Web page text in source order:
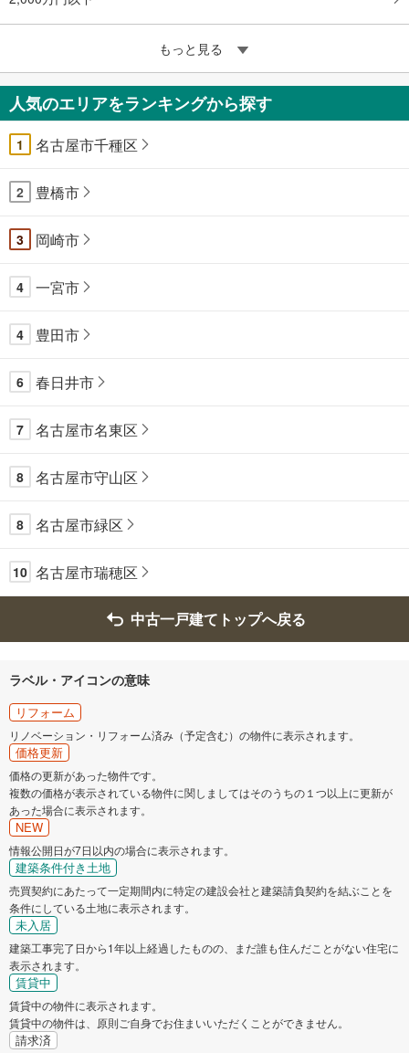
もっと見る
人気のエリアをランキングから探す
1 名古屋市千種区
2 豊橋市
3 岡崎市
4 一宮市
4 豊田市
6 春日井市
7 名古屋市名東区
8 名古屋市守山区
8 名古屋市緑区
10 名古屋市瑞穂区
中古一戸建てトップへ戻る
ラベル・アイコンの意味
リフォーム
リノベーション・リフォーム済み（予定含む）の物件に表示されます。
価格更新
価格の更新があった物件です。
複数の価格が表示されている物件に関しましてはそのうちの１つ以上に更新が
あった場合に表示されます。
NEW
情報公開日が7日以内の場合に表示されます。
建築条件付き土地
売買契約にあたって一定期間内に特定の建設会社と建築請負契約を結ぶことを
条件にしている土地に表示されます。
未入居
建築工事完了日から1年以上経過したものの、まだ誰も住んだことがない住宅に
表示されます。
賃貸中
賃貸中の物件に表示されます。
賃貸中の物件は、原則ご自身でお住まいいただくことができません。
請求済